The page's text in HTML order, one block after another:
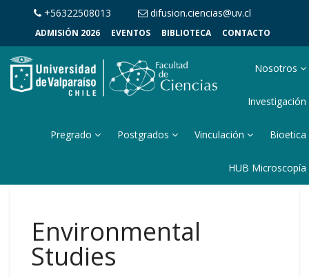
+56322508013 difusion.ciencias@uv.cl
ADMISIÓN 2026 EVENTOS BIBLIOTECA CONTACTO
Nosotros
Investigación
Pregrado Postgrados Vinculación Bioetica
HUB Microscopía
Environmental
Studies